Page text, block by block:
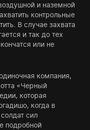
и наземной
контрольные
В случае захвата
и так до тех
или не
компания,
«Черный
которая
когда в
сил
подробной